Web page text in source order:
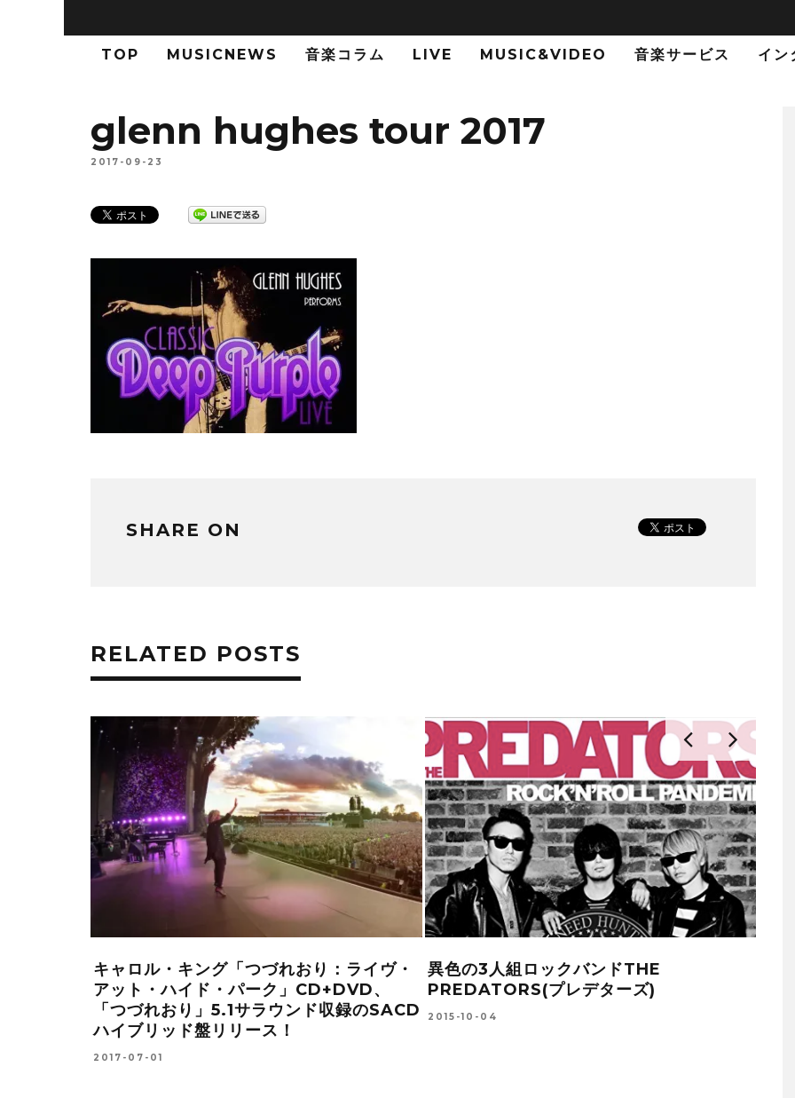
TOP MUSICNEWS 音楽コラム LIVE MUSIC&VIDEO 音楽サービス イン
glenn hughes tour 2017
2017-09-23
SHARE ON
RELATED POSTS
組ロックバンドTHE
プレデターズ)
SANTANA（サンタナ）の日本公演を含む
CD19枚組ライヴ音源 廉価ボックス「OYE
COMO VA LIVE 75-90」
2017-08-05
目標は【世界一】！
撃は止まらない